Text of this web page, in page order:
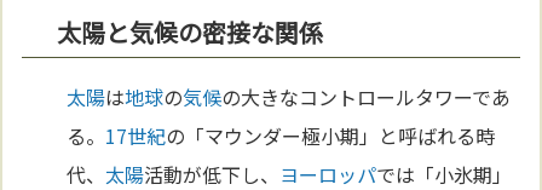
太陽と気候の密接な関係
太陽は地球の気候の大きなコントロールタワーであ
る。 17世紀の「マウンダー極小期」と呼ばれる時
代、 太陽活動が低下し、 ヨーロッパでは「小氷期」